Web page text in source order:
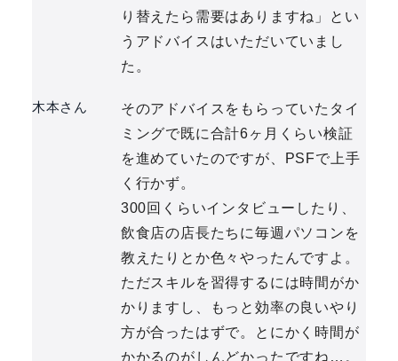
り替えたら需要はありますね」とい
うアドバイスはいただいていまし
た。
木本さん
そのアドバイスをもらっていたタイ
ミングで既に合計6ヶ月くらい検証
を進めていたのですが、PSFで上手
く行かず。
300回くらいインタビューしたり、
飲食店の店長たちに毎週パソコンを
教えたりとか色々やったんですよ。
ただスキルを習得するには時間がか
かりますし、もっと効率の良いやり
方が合ったはずで。とにかく時間が
かかるのがしんどかったですね…。